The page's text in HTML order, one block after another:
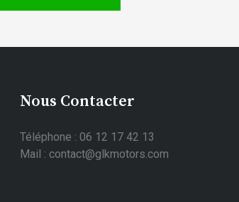
Nous Contacter
Téléphone : 06 12 17 42 13
Mail : contact@glkmotors.com